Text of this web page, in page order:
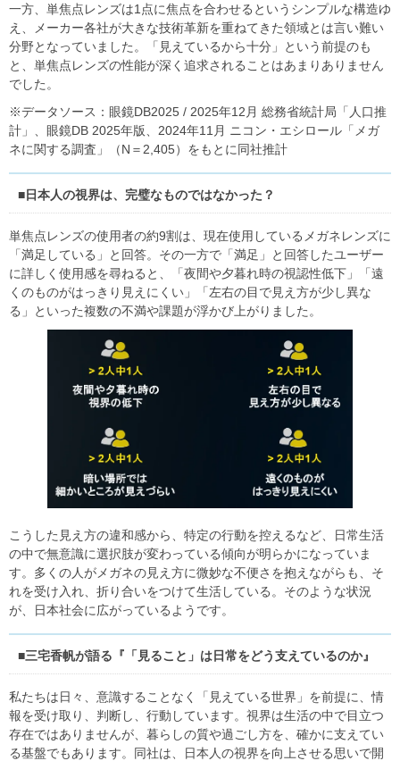
一方、単焦点レンズは1点に焦点を合わせるというシンプルな構造ゆ
え、メーカー各社が大きな技術革新を重ねてきた領域とは言い難い
分野となっていました。「見えているから十分」という前提のも
と、単焦点レンズの性能が深く追求されることはあまりありません
でした。
※データソース：眼鏡DB2025 / 2025年12月 総務省統計局「人口推
計」、眼鏡DB 2025年版、2024年11月 ニコン・エシロール「メガ
ネに関する調査」（N＝2,405）をもとに同社推計
■日本人の視界は、完璧なものではなかった？
単焦点レンズの使用者の約9割は、現在使用しているメガネレンズに
「満足している」と回答。その一方で「満足」と回答したユーザー
に詳しく使用感を尋ねると、「夜間や夕暮れ時の視認性低下」「遠
くのものがはっきり見えにくい」「左右の目で見え方が少し異な
る」といった複数の不満や課題が浮かび上がりました。
こうした見え方の違和感から、特定の行動を控えるなど、日常生活
の中で無意識に選択肢が変わっている傾向が明らかになっていま
す。多くの人がメガネの見え方に微妙な不便さを抱えながらも、そ
れを受け入れ、折り合いをつけて生活している。そのような状況
が、日本社会に広がっているようです。
■三宅香帆が語る『「見ること」は日常をどう支えているのか』
私たちは日々、意識することなく「見えている世界」を前提に、情
報を受け取り、判断し、行動しています。視界は生活の中で目立つ
存在ではありませんが、暮らしの質や過ごし方を、確かに支えてい
る基盤でもあります。同社は、日本人の視界を向上させる思いで開